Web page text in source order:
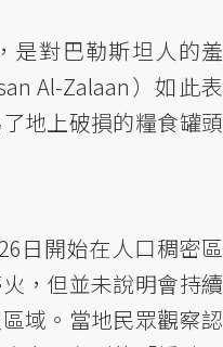
是對巴勒斯坦人的羞
Al-Zalaan）如此表
地上破損的糧食罐頭
日開始在人口稠密區
，但並未說明會持續
域。當地民眾觀察認